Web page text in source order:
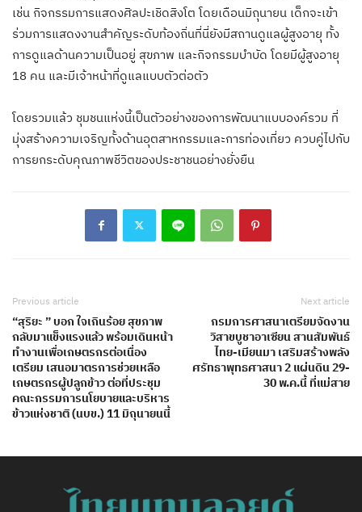
เช่น กิจกรรมการแสดงศิลปะเชิดสิงโต โดยเดือนมิถุนายน เด็กจะเข้า
ร่วมการแสดงงานสำคัญระดับท้องถิ่นที่นี่ยังมีสถานดูแลผู้สูงอายุ ทั้ง
การดูแลด้านความเป็นอยู่ สุขภาพ และกิจกรรมบำบัด โดยมีผู้สูงอายุ
18 คน และมีเจ้าหน้าที่ดูแลแบบตัวต่อตัว
โดยรวมแล้ว ชุมชนแห่งนี้เป็นตัวอย่างของการพัฒนาแบบองค์รวม ที่
มุ่งสร้างความเจริญทั้งด้านอุตสาหกรรมและการท่องเที่ยว ควบคู่ไปกับ
การยกระดับคุณภาพชีวิตของประชาชนอย่างยั่งยืน
Previous article
“สุริยะ ” บอก ใจเกินร้อย สุขภาพ
กลับมาแข็งแรงแล้ว พร้อมเดินหน้า
ทำงานเพื่อเกษตรกรต่อเนื่อง
เตรียม เสนอมาตรการช่วยเหลือ
เกษตรกรผู้ปลูกข้าว ต่อที่ประชุม
คณะกรรมการนโยบายและบริหาร
ข้าวแห่งชาติ (นบข.) 11 มิถุนายนนี้
Next article
กรมการศาสนาเตรียมจัดงาน
วิสาขบูชาอาเซียน สานสัมพันธ์
ไทย-เมียนมา เสริมสร้างพลัง
ศรัทธาพุทธศาสนา 2 แผ่นดิน 29-
30 พ.ค.นี้ ที่แม่สาย